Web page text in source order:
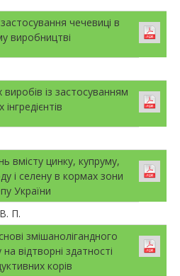
чечевиці в
виробництві
із застосуванням
вмісту цинку, купруму,
і селену в кормах зони
України
П.
змішанолігандного
відтворні здатності
корів